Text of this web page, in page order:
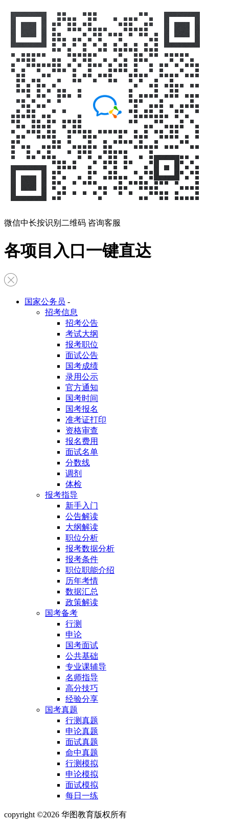
微信中长按识别二维码 咨询客服
各项目入口一键直达
国家公务员 -
招考信息
招考公告
考试大纲
报考职位
面试公告
国考成绩
录用公示
官方通知
国考时间
国考报名
准考证打印
资格审查
报名费用
面试名单
分数线
调剂
体检
报考指导
新手入门
公告解读
大纲解读
职位分析
报考数据分析
报考条件
职位职能介绍
历年考情
数据汇总
政策解读
国考备考
行测
申论
国考面试
公共基础
专业课辅导
名师指导
高分技巧
经验分享
国考真题
行测真题
申论真题
面试真题
命中真题
行测模拟
申论模拟
面试模拟
每日一练
copyright ©2026 华图教育版权所有